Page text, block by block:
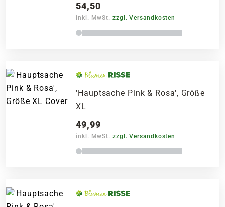
54,50
inkl. MwSt. zzgl. Versandkosten
'Hauptsache Pink & Rosa', Größe
XL
49,99
inkl. MwSt. zzgl. Versandkosten